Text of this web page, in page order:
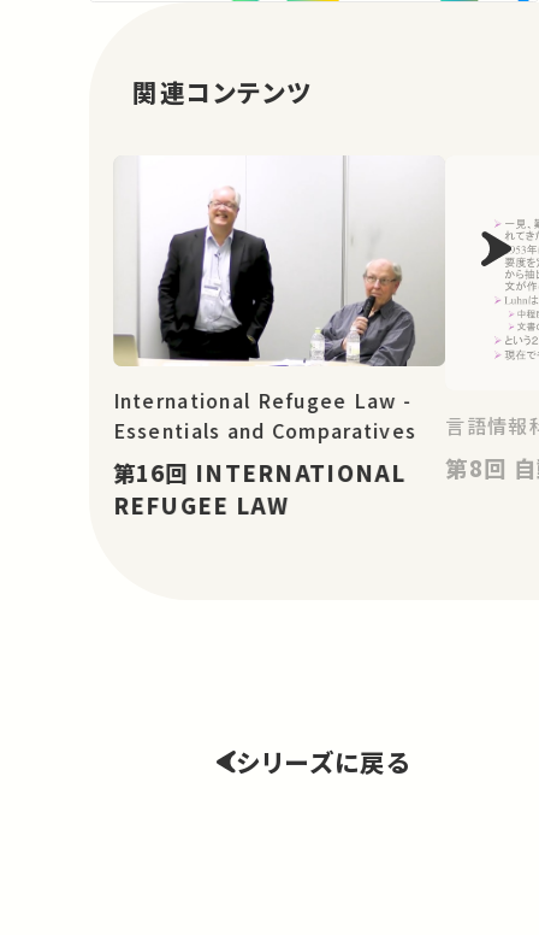
関連コンテンツ
International Refugee Law -
Essentials and Comparatives
第16回 INTERNATIONAL
REFUGEE LAW
言語情報
第
シリーズに戻る